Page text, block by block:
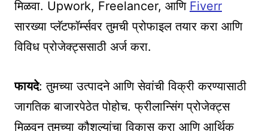
मिळवा. Upwork, Freelancer, आणि Fiverr
सारख्या प्लॅटफॉर्म्सवर तुमची प्रोफाइल तयार करा आणि
विविध प्रोजेक्ट्ससाठी अर्ज करा.
फायदे: तुमच्या उत्पादने आणि सेवांची विक्री करण्यासाठी
जागतिक बाजारपेठेत पोहोच. फ्रीलान्सिंग प्रोजेक्ट्स
मिळवून तुमच्या कौशल्यांचा विकास करा आणि आर्थिक